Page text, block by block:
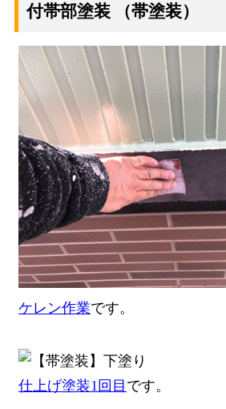
付帯部塗装 （帯塗装）
ケレン作業です。
仕上げ塗装1回目 です。